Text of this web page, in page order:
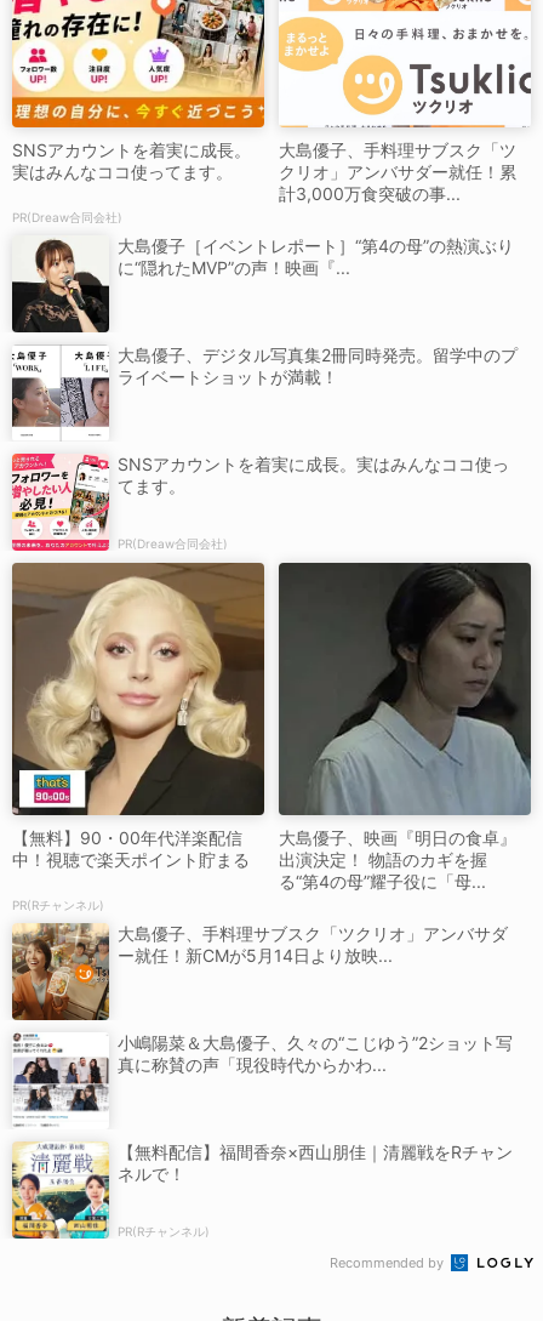
SNSアカウントを着実に成長。
実はみんなココ使ってます。
PR(Dreaw合同会社)
大島優子、手料理サブスク「ツ
クリオ」アンバサダー就任！累
計3,000万食突破の事...
大島優子［イベントレポート］“第4の母”の熱演ぶり
に“隠れたMVP”の声！映画『...
大島優子、デジタル写真集2冊同時発売。留学中のプ
ライベートショットが満載！
SNSアカウントを着実に成長。実はみんなココ使っ
てます。
PR(Dreaw合同会社)
【無料】90・00年代洋楽配信
中！視聴で楽天ポイント貯まる
PR(Rチャンネル)
大島優子、映画『明日の食卓』
出演決定！ 物語のカギを握
る“第4の母”耀子役に「母...
大島優子、手料理サブスク「ツクリオ」アンバサダ
ー就任！新CMが5月14日より放映...
小嶋陽菜＆大島優子、久々の“こじゆう”2ショット写
真に称賛の声「現役時代からかわ...
【無料配信】福間香奈×西山朋佳｜清麗戦をRチャン
ネルで！
PR(Rチャンネル)
Recommended by